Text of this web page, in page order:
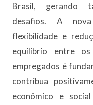
Brasil, gerando
desafios. A
flexibilidade e
equilíbrio entre
empregados é
contribua
econômico e